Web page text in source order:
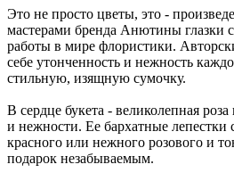
Это не просто цветы, это -
мастерами бренда Анютины глазки
работы в мире флористики.
себе утонченность и нежность
стильную, изящную сумочку.
В сердце букета - великолепная
и нежности. Ее бархатные лепестки
красного или нежного розового и
подарок незабываемым.